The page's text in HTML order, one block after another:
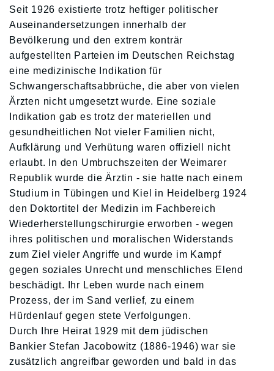
Seit 1926 existierte trotz heftiger politischer
Auseinandersetzungen innerhalb der
Bevölkerung und den extrem konträr
aufgestellten Parteien im Deutschen Reichstag
eine medizinische Indikation für
Schwangerschaftsabbrüche, die aber von vielen
Ärzten nicht umgesetzt wurde. Eine soziale
Indikation gab es trotz der materiellen und
gesundheitlichen Not vieler Familien nicht,
Aufklärung und Verhütung waren offiziell nicht
erlaubt. In den Umbruchszeiten der Weimarer
Republik wurde die Ärztin - sie hatte nach einem
Studium in Tübingen und Kiel in Heidelberg 1924
den Doktortitel der Medizin im Fachbereich
Wiederherstellungschirurgie erworben - wegen
ihres politischen und moralischen Widerstands
zum Ziel vieler Angriffe und wurde im Kampf
gegen soziales Unrecht und menschliches Elend
beschädigt. Ihr Leben wurde nach einem
Prozess, der im Sand verlief, zu einem
Hürdenlauf gegen stete Verfolgungen.
Durch Ihre Heirat 1929 mit dem jüdischen
Bankier Stefan Jacobowitz (1886-1946) war sie
zusätzlich angreifbar geworden und bald in das